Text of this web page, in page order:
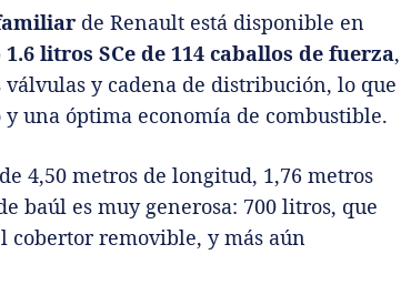
de Renault está disponible en
litros SCe de 114 caballos de fuerza,
y cadena de distribución, lo que
una óptima economía de combustible.
4,50 metros de longitud, 1,76 metros
baúl es muy generosa: 700 litros, que
removible, y más aún